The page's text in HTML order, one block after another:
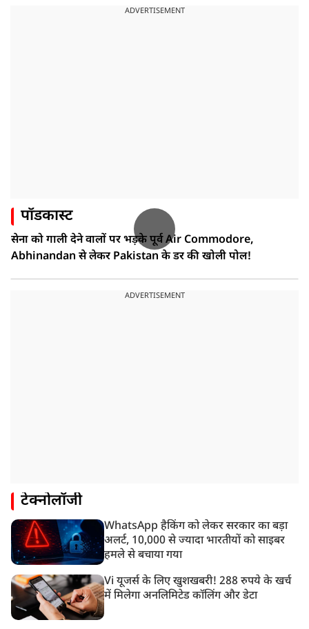
ADVERTISEMENT
पॉडकास्ट
सेना को गाली देने वालों पर भड़के पूर्व Air Commodore,
Abhinandan से लेकर Pakistan के डर की खोली पोल!
ADVERTISEMENT
टेक्नोलॉजी
WhatsApp हैकिंग को लेकर सरकार का बड़ा
अलर्ट, 10,000 से ज्यादा भारतीयों को साइबर
हमले से बचाया गया
Vi यूजर्स के लिए खुशखबरी! 288 रुपये के खर्च
में मिलेगा अनलिमिटेड कॉलिंग और डेटा